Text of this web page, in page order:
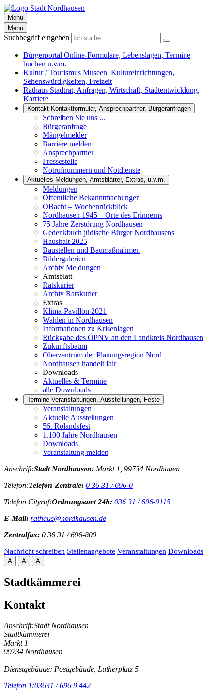
Menü
Menü
Suchbegriff eingeben
Bürgerportal Online-Formulare, Lebenslagen, Termine
buchen u.v.m.
Kultur / Tourismus Museen, Kultureinrichtungen,
Sehenswürdigkeiten, Freizeit
Rathaus Stadtrat, Anfragen, Wirtschaft, Stadtentwicklung,
Karriere
Kontakt Kontaktformular, Ansprechpartner, Bürgeranfragen
Schreiben Sie uns ...
Bürgeranfrage
Mängelmelder
Barriere melden
Ansprechpartner
Pressestelle
Notrufnummern und Notdienste
Aktuelles Meldungen, Amtsblätter, Extras, u.v.m.
Meldungen
Öffentliche Bekanntmachungen
OBacht – Wochenrückblick
Nordhausen 1945 – Orte des Erinnerns
75 Jahre Zerstörung Nordhausen
Gedenkbuch jüdische Bürger Nordhausens
Haushalt 2025
Baustellen und Baumaßnahmen
Bildergalerien
Archiv Meldungen
Amtsblatt
Ratskurier
Archiv Ratskurier
Extras
Klima-Pavillon 2021
Wahlen in Nordhausen
Informationen zu Krisenlagen
Rückgabe des ÖPNV an den Landkreis Nordhausen
Zukunftsbaum
Oberzentrum der Planungsregion Nord
Nordhausen handelt fair
Downloads
Aktuelles & Termine
alle Downloads
Termine Veranstaltungen, Ausstellungen, Feste
Veranstaltungen
Aktuelle Ausstellungen
56. Rolandsfest
1.100 Jahre Nordhausen
Downloads
Veranstaltung melden
Anschrift:Stadt Nordhausen: Markt 1, 99734 Nordhauen
Telefon:Telefon-Zentrale: 0 36 31 / 696-0
Telefon Cityruf:Ordnungsamt 24h: 036 31 / 696-9115
E-Mail: rathaus@nordhausen.de
Zentralfax: 0 36 31 / 696-800
Nachricht schreiben Stellenangebote Veranstaltungen Downloads
A A A
Stadtkämmerei
Kontakt
Anschrift:Stadt Nordhausen
Stadtkämmerei
Markt 1
99734 Nordhausen
Dienstgebäude: Postgebäude, Lutherplatz 5
Telefon 1:03631 / 696 9 442